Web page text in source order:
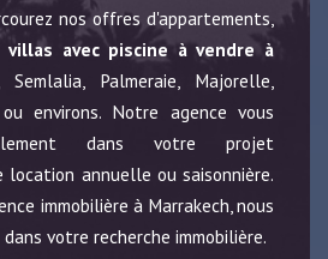
nos offres d'appartements,
villas avec piscine à vendre à
Semlalia, Palmeraie, Majorelle,
environs. Notre agence vous
dans votre projet
location annuelle ou saisonnière.
immobilière à Marrakech, nous
votre recherche immobilière.